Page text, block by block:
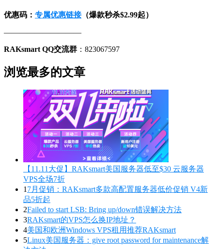
优惠码： 专属优惠链接（爆款秒杀$2.99起）
——————————
RAKsmart QQ交流群 ：823067597
浏览最多的文章
【11.11大促】RAKsmart美国服务器低至$30 云服务器
VPS全场7折
1 7月促销：RAKsmart多款高配置服务器低价促销 V4新
品5折起
2Failed to start LSB: Bring up/down错误解决方法
3RAKsmart的VPS怎么换IP地址？
4美国和欧洲Windows VPS租用推荐RAKsmart
5Linux美国服务器：give root password for maintenance解